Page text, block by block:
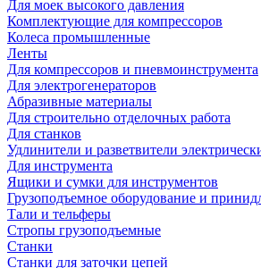
Для моек высокого давления
Комплектующие для компрессоров
Колеса промышленные
Ленты
Для компрессоров и пневмоинструмента
Для электрогенераторов
Абразивные материалы
Для строительно отделочных работа
Для станков
Удлинители и разветвители
Для инструмента
Ящики и сумки для инструментов
Грузоподъемное оборудование и
Тали и тельферы
Стропы грузоподъемные
Станки
Станки для заточки цепей